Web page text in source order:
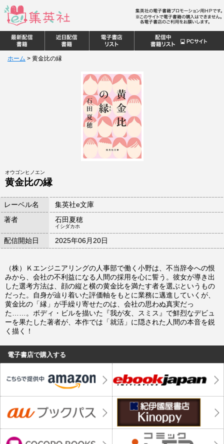
ホーム > 黄金比の縁
オウゴンヒノエン
黄金比の縁
レーベル名
集英社e文庫
著者
石田夏穂
イシダカホ
配信開始日 2025年06月20日
（株）Ｋエンジニアリングの人事部で働く小野は、不当辞令への恨
みから、会社の不利益になる人間の採用を心に誓う。彼女が導き出
した選考方法は、顔の縦と横の黄金比を満たす者を選ぶというもの
だった。自身が辿り着いた評価軸をもとに業務に邁進していくが、
黄金比の「縁」が手繰り寄せたのは、会社の思わぬ真実だっ
た……。ボディ・ビルを描いた『我が友、スミス』で鮮烈なデビュ
ーを果たした著者が、本作では「就活」に隠された人間の本音を鋭
く描く！
電子書店で購入する